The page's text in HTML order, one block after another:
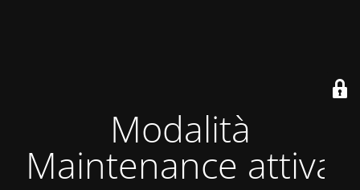
Modalità
Maintenance attiva